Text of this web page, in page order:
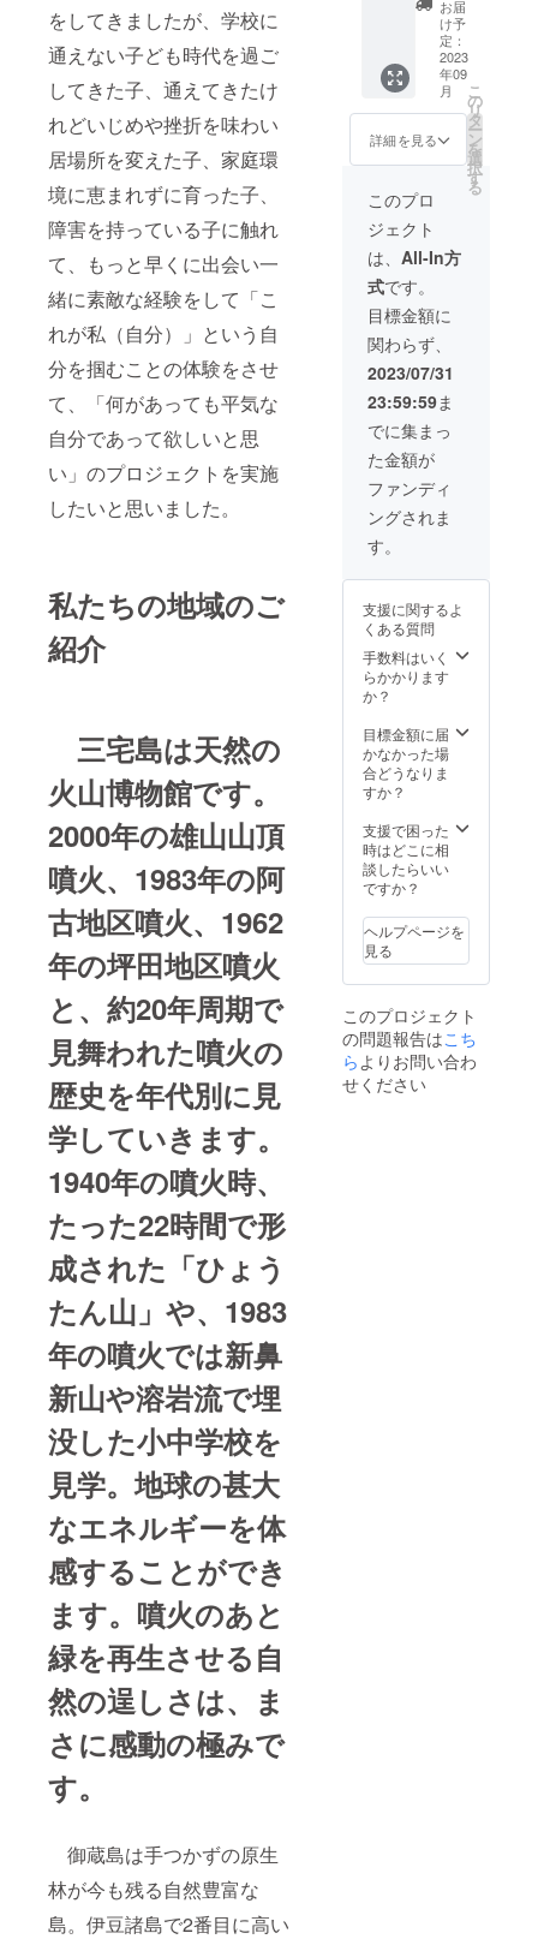
をしてきましたが、学校に
通えない子ども時代を過ご
してきた子、通えてきたけ
れどいじめや挫折を味わい
居場所を変えた子、家庭環
境に恵まれずに育った子、
障害を持っている子に触れ
て、もっと早くに出会い一
緒に素敵な経験をして「こ
れが私（自分）」という自
分を掴むことの体験をさせ
て、「何があっても平気な
自分であって欲しいと思
い」のプロジェクトを実施
したいと思いました。
私たちの地域のご
紹介
三宅島は天然の
火山博物館です。
2000年の雄山山頂
噴火、1983年の阿
古地区噴火、1962
年の坪田地区噴火
と、約20年周期で
見舞われた噴火の
歴史を年代別に見
学していきます。
1940年の噴火時、
たった22時間で形
成された「ひょう
たん山」や、1983
年の噴火では新鼻
新山や溶岩流で埋
没した小中学校を
見学。地球の甚大
なエネルギーを体
感することができ
ます。噴火のあと
緑を再生させる自
然の逞しさは、ま
さに感動の極みで
す。
御蔵島は手つかずの原生
林が今も残る自然豊富な
島。伊豆諸島で2番目に高い
ルTシャ
ツ サ
イズ展
開 画
像から
お選び
くださ
い カ
開 画
像から
お選び
くださ
い
お届
け予
定：
2023
年09
月
詳細を見る
こ
の
リ
タ
ー
ン
を
選
択
す
る
このプロ
ジェクト
は、 All-In方
式です。
目標金額に
関わらず、
2023/07/31
23:59:59ま
でに集まっ
た金額が
ファンディ
ングされま
す。
支援に関するよ
くある質問
手数料はいく
らかかります
か？
目標金額に届
かなかった場
合どうなりま
すか？
支援で困った
時はどこに相
談したらいい
ですか？
ヘルプページを
見る
このプロジェクト
の問題報告はこち
らよりお問い合わ
せください